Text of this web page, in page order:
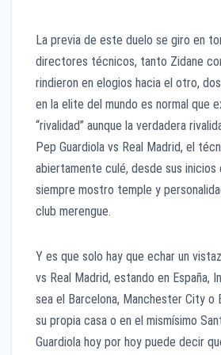
La previa de este duelo se giro en
directores técnicos, tanto Zidane
rindieron en elogios hacia el otro,
en la elite del mundo es normal que
“rivalidad” aunque la verdadera
Pep Guardiola vs Real Madrid, el
abiertamente culé, desde sus inicios
siempre mostro temple y
club merengue.
Y es que solo hay que echar un
vs Real Madrid, estando en España,
sea el Barcelona, Manchester City o
su propia casa o en el mismísimo
Guardiola hoy por hoy puede decir